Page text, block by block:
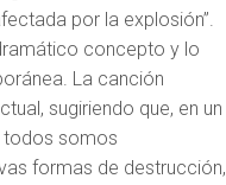
por la explosión”.
concepto y lo
La canción
sugiriendo que, en un
todos somos
formas de destrucción,